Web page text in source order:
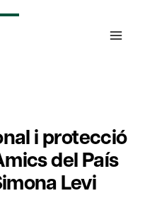
i protecció
del País
Levi